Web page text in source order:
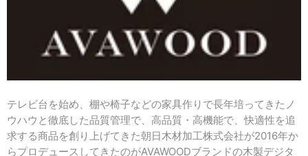
テレビ台を始め、棚や椅子などの家具作りで長年培ってきたノ
ウハウと徹底した品質管理で、高品質・高機能で、快適性を追
求する商品を創り上げてきた朝日木材加工株式会社が2016年か
らプロデュースしてきたのがAVAWOODブランドの木製デジタ